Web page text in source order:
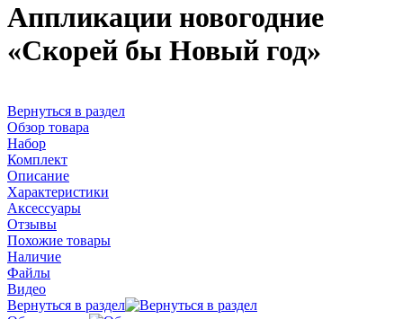
Аппликации новогодние
«Скорей бы Новый год»
Вернуться в раздел
Обзор товара
Набор
Комплект
Описание
Характеристики
Аксессуары
Отзывы
Похожие товары
Наличие
Файлы
Видео
Вернуться в раздел